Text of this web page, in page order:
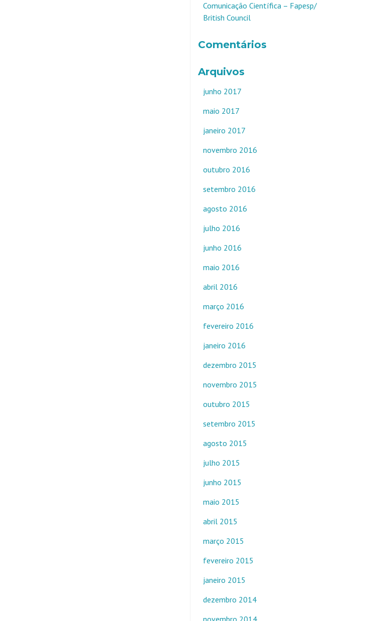
Comunicação Científica – Fapesp/
British Council
Comentários
Arquivos
junho 2017
maio 2017
janeiro 2017
novembro 2016
outubro 2016
setembro 2016
agosto 2016
julho 2016
junho 2016
maio 2016
abril 2016
março 2016
fevereiro 2016
janeiro 2016
dezembro 2015
novembro 2015
outubro 2015
setembro 2015
agosto 2015
julho 2015
junho 2015
maio 2015
abril 2015
março 2015
fevereiro 2015
janeiro 2015
dezembro 2014
novembro 2014